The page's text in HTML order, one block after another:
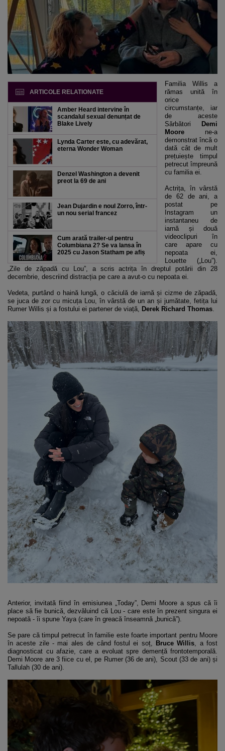
ARTICOLE RELATIONATE
Amber Heard intervine în
scandalul sexual denunțat de
Blake Lively
Lynda Carter este, cu adevărat,
eterna Wonder Woman
Denzel Washington a devenit
preot la 69 de ani
Jean Dujardin e noul Zorro, într-
un nou serial francez
Cum arată trailer-ul pentru
Columbiana 2? Se va lansa în
2025 cu Jason Statham pe afiș
Familia Willis a
rămas unită în
orice
circumstanțe, iar
de aceste
Sărbători
Demi
Moore ne-a
demonstrat încă o
dată cât de mult
prețuiește timpul
petrecut împreună
cu familia ei.
Actrița, în vârstă
de 62 de ani, a
postat pe
Instagram un
instantaneu de
iarnă și două
videoclipuri în
care apare cu
nepoata ei,
Louette („Lou”).
„Zile de zăpadă cu Lou”, a scris actrița în dreptul potării din 28
decembrie, descriind distracția pe care a avut-o cu nepoata ei.
Vedeta, purtând o haină lungă, o căciulă de iarnă și cizme de zăpadă,
se juca de zor cu micuța Lou, în vârstă de un an și jumătate, fetița lui
Rumer Willis și a fostului ei partener de viață, Derek Richard Thomas.
Anterior, invitată fiind în emisiunea „Today”, Demi Moore a spus că îi
place să fie bunică, dezvăluind că Lou - care este în prezent singura ei
nepoată - îi spune Yaya (care în greacă înseamnă „bunică”).
Se pare că timpul petrecut în familie este foarte important pentru Moore
în aceste zile - mai ales de când fostul ei soț, Bruce Willis, a fost
diagnosticat cu afazie, care a evoluat spre demență frontotemporală.
Demi Moore are 3 fiice cu el, pe Rumer (36 de ani), Scout (33 de ani) și
Tallulah (30 de ani).